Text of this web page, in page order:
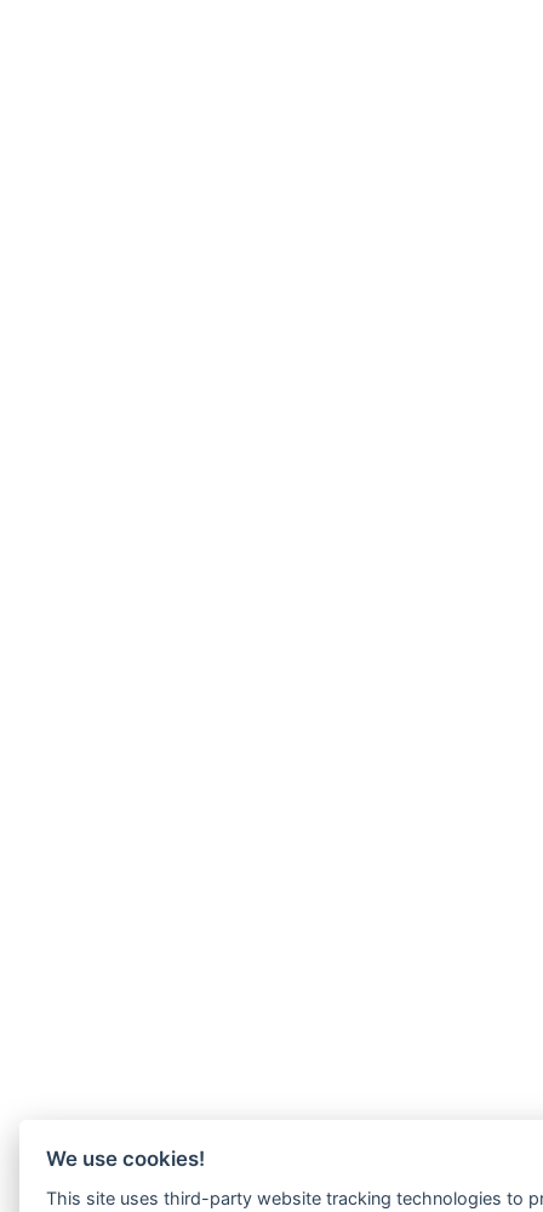
We use cookies!
This site uses third-party website tracking technologies to